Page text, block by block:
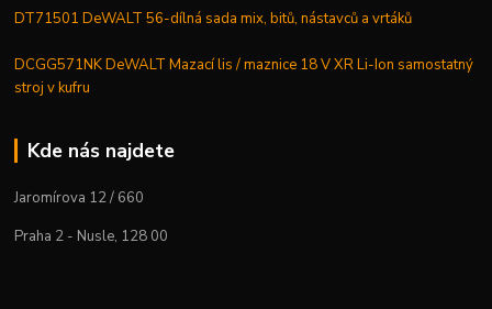
DT71501 DeWALT 56-dílná sada mix, bitů, nástavců a vrtáků
DCGG571NK DeWALT Mazací lis / maznice 18 V XR Li-Ion samostatný
stroj v kufru
Kde nás najdete
Jaromírova 12 / 660
Praha 2 - Nusle, 128 00